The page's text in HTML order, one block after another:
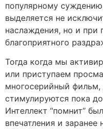
популярному
выделяется не
наслаждения, но и при
благоприятного
Тогда когда мы
или приступаем
многосерийный
стимулируются пока
Интеллект “помнит”
впечатления и заранее